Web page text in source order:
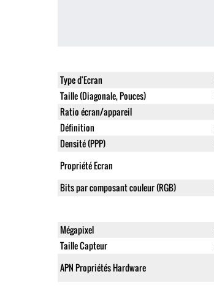
Type d'Ecran
Taille (Diagonale, Pouces)
Ratio écran/appareil
Définition
Densité (PPP)
Propriété Ecran
Bits par composant couleur (RGB)
Mégapixel
Taille Capteur
APN Propriétés Hardware